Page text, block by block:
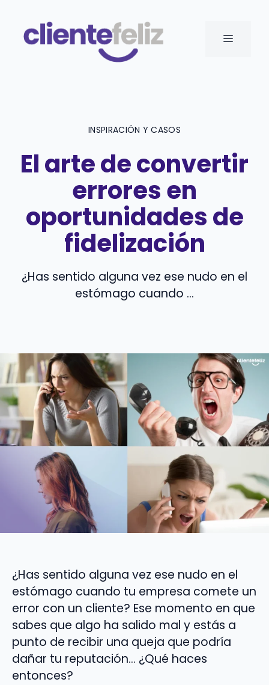
contenido
MENÚ
INSPIRACIÓN Y CASOS
El arte de convertir
errores en
oportunidades de
fidelización
¿Has sentido alguna vez ese nudo en el
estómago cuando ...
¿Has sentido alguna vez ese nudo en el
estómago cuando tu empresa comete un
error con un cliente? Ese momento en que
sabes que algo ha salido mal y estás a
punto de recibir una queja que podría
dañar tu reputación… ¿Qué haces
entonces?